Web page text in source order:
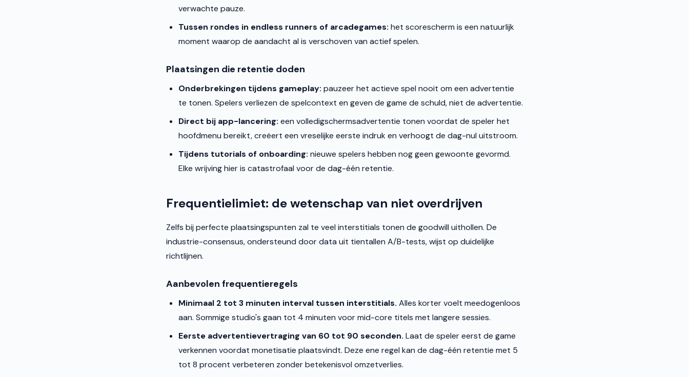
verwachte pauze.
Tussen rondes in endless runners of arcadegames: het scorescherm is een natuurlijk
moment waarop de aandacht al is verschoven van actief spelen.
Plaatsingen die retentie doden
Onderbrekingen tijdens gameplay: pauzeer het actieve spel nooit om een advertentie
te tonen. Spelers verliezen de spelcontext en geven de game de schuld, niet de advertentie.
Direct bij app-lancering: een volledigschermsadvertentie tonen voordat de speler het
hoofdmenu bereikt, creëert een vreselijke eerste indruk en verhoogt de dag-nul uitstroom.
Tijdens tutorials of onboarding: nieuwe spelers hebben nog geen gewoonte gevormd.
Elke wrijving hier is catastrofaal voor de dag-één retentie.
Frequentielimiet: de wetenschap van niet overdrijven
Zelfs bij perfecte plaatsingspunten zal te veel interstitials tonen de goodwill uithollen. De
industrie-consensus, ondersteund door data uit tientallen A/B-tests, wijst op duidelijke
richtlijnen.
Aanbevolen frequentieregels
Minimaal 2 tot 3 minuten interval tussen interstitials. Alles korter voelt meedogenloos
aan. Sommige studio's gaan tot 4 minuten voor mid-core titels met langere sessies.
Eerste advertentievertraging van 60 tot 90 seconden. Laat de speler eerst de game
verkennen voordat monetisatie plaatsvindt. Deze ene regel kan de dag-één retentie met 5
tot 8 procent verbeteren zonder betekenisvol omzetverlies.